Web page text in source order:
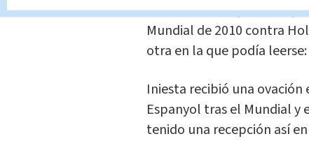
Iniesta homenajeó a
Mundial de 2010 contra
otra en la que podía
Iniesta recibió una
Espanyol tras el Mundial y
tenido una recepción así